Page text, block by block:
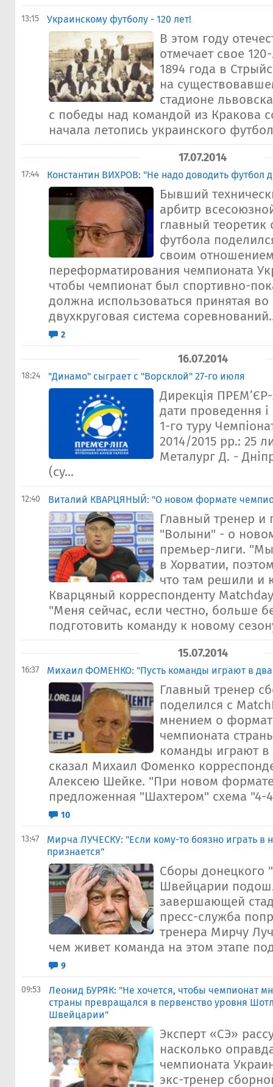
13:15 Украинскому футболу - 120 лет!
В этом году
отмечает свое
1894 года в
на
стадионе
с победы над командой из Кракова
начала летопись украинского
17.07.2014
17:44 Константин ВИХРОВ: "Не надо доводить футбол
Бывший
арбитр
главный теоретик
футбола
своим
переформатирования чемпионата
чтобы чемпионат был спортивно-
должна использоваться принятая
двухкруговая система
2
16.07.2014
18:24 "Динамо" сыграет с "Ворсклой" 27-го июля
Дирекція
дати проведення і
1-го туру
2014/2015 рр.: 25
Металург Д. -
(су...
12:40 Виталий КВАРЦЯНЫЙ: "О новом формате
Главный тренер и
"Волыни" - о
премьер-лиги.
в Хорватии,
что там решили и
Кварцяный корреспонденту
"Меня сейчас, если честно, больше
подготовить команду к новому
15.07.2014
16:37 Михаил ФОМЕНКО: "Пусть команды играют в два
Главный тренер
поделился с
мнением о
чемпионата
команды играют в
сказал Михаил Фоменко
Алексею Шейке. "При новом
предложенная "Шахтером" схема "4-
10
13:47
Мирча ЛУЧЕСКУ: "Если кому-то боязно играть в
признается"
Сборы донецкого
Швейцарии
завершающей
пресс-служба
тренера Мирчу
чем живет команда на этом этапе
9
09:53
Леонид БУРЯК: "Не хочется, чтобы чемпионат
страны превращался в первенство уровня
Швейцарии"
Эксперт «СЭ»
насколько
чемпионата
экс-тренер